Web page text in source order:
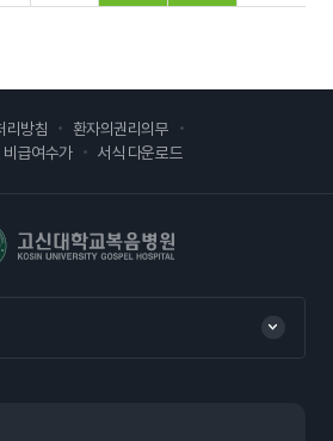
리방침
환자의권리의무
비급여수가 서식 다운로드